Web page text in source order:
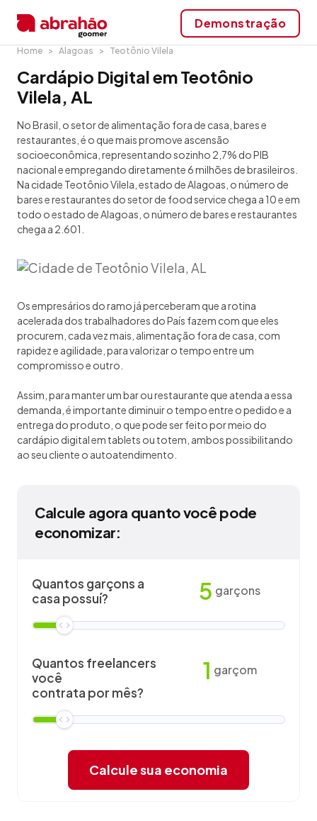
Demonstração
Home Alagoas Teotônio Vilela
Cardápio Digital em Teotônio
Vilela, AL
No Brasil, o setor de alimentação fora de casa, bares e
restaurantes, é o que mais promove ascensão
socioeconômica, representando sozinho 2,7% do PIB
nacional e empregando diretamente 6 milhões de brasileiros.
Na cidade Teotônio Vilela, estado de Alagoas, o número de
bares e restaurantes do setor de food service chega a 10 e em
todo o estado de Alagoas, o número de bares e restaurantes
chega a 2.601.
Os empresários do ramo já perceberam que a rotina
acelerada dos trabalhadores do País fazem com que eles
procurem, cada vez mais, alimentação fora de casa, com
rapidez e agilidade, para valorizar o tempo entre um
compromisso e outro.
Assim, para manter um bar ou restaurante que atenda a essa
demanda, é importante diminuir o tempo entre o pedido e a
entrega do produto, o que pode ser feito por meio do
cardápio digital em tablets ou totem, ambos possibilitando
ao seu cliente o autoatendimento.
Calcule agora quanto você pode
economizar:
Quantos garçons a
casa possuí?
5 garçons
Quantos freelancers
você
contrata por mês?
1 garçom
Calcule sua economia